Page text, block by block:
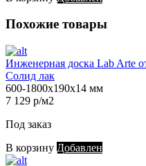
Похожие товары
Инженерная доска Lab Arte
Солид лак
600-1800х190х14 мм
7 129 р/м2
Под заказ
В корзину Добавлен